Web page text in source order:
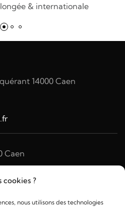
cookies ?
nous utilisons des technologies
& internationale
14000 Caen
Caen